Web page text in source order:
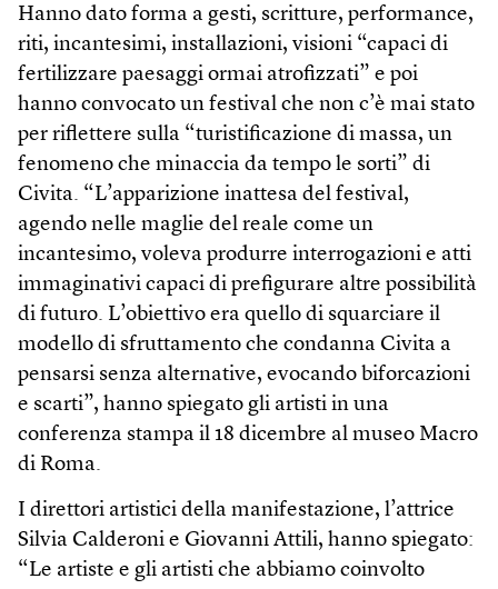
Hanno dato forma a gesti, scritture, performance,
riti, incantesimi, installazioni, visioni “capaci di
fertilizzare paesaggi ormai atrofizzati” e poi
hanno convocato un festival che non c’è mai stato
per riflettere sulla “turistificazione di massa, un
fenomeno che minaccia da tempo le sorti” di
Civita. “L’apparizione inattesa del festival,
agendo nelle maglie del reale come un
incantesimo, voleva produrre interrogazioni e atti
immaginativi capaci di prefigurare altre possibilità
di futuro. L’obiettivo era quello di squarciare il
modello di sfruttamento che condanna Civita a
pensarsi senza alternative, evocando biforcazioni
e scarti”, hanno spiegato gli artisti in una
conferenza stampa il 18 dicembre al museo Macro
di Roma.
I direttori artistici della manifestazione, l’attrice
Silvia Calderoni e Giovanni Attili, hanno spiegato:
“Le artiste e gli artisti che abbiamo coinvolto